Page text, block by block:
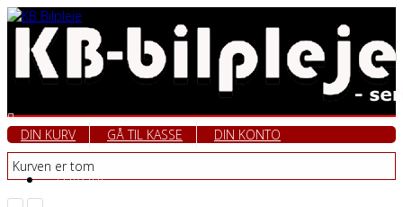
FORSIDE
DIN KURV GÅ TIL KASSE
DIN KONTO
Kurven er tom